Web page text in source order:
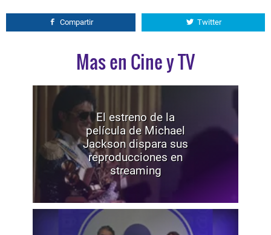
Compartir Twitter
Mas en Cine y TV
El estreno de la
película de Michael
Jackson dispara sus
reproducciones en
streaming